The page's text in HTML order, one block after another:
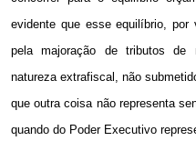
evidente que esse equilíbrio,
pela majoração de tributos
natureza extrafiscal, não
que outra coisa não representa
quando do Poder Executivo